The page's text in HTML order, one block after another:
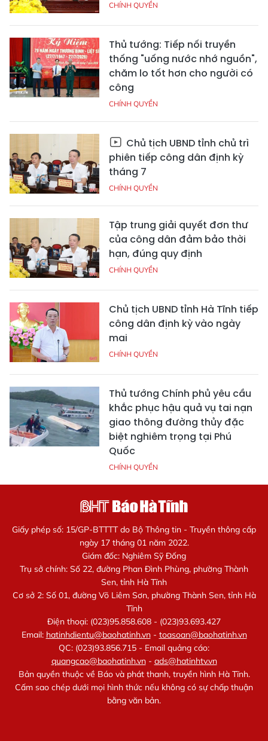
CHÍNH QUYỀN
Thủ tướng: Tiếp nối truyền
thống "uống nước nhớ nguồn",
chăm lo tốt hơn cho người có
công
CHÍNH QUYỀN
Chủ tịch UBND tỉnh chủ trì
phiên tiếp công dân định kỳ
tháng 7
CHÍNH QUYỀN
Tập trung giải quyết đơn thư
của công dân đảm bảo thời
hạn, đúng quy định
CHÍNH QUYỀN
Chủ tịch UBND tỉnh Hà Tĩnh tiếp
công dân định kỳ vào ngày
mai
CHÍNH QUYỀN
Thủ tướng Chính phủ yêu cầu
khắc phục hậu quả vụ tai nạn
giao thông đường thủy đặc
biệt nghiêm trọng tại Phú
Quốc
CHÍNH QUYỀN
Giấy phép số: 15/GP-BTTTT do Bộ Thông tin - Truyền thông cấp
ngày 17 tháng 01 năm 2022.
Giám đốc: Nghiêm Sỹ Đống
Trụ sở chính: Số 22, đường Phan Đình Phùng, phường Thành
Sen, tỉnh Hà Tĩnh
Cơ sở 2: Số 01, đường Võ Liêm Sơn, phường Thành Sen, tỉnh Hà
Tĩnh
Điện thoại: (023)95.858.608 - (023)93.693.427
Email: hatinhdientu@baohatinh.vn- toasoan@baohatinh.vn
QC: (023)93.856.715 - Email quảng cáo:
quangcao@baohatinh.vn- ads@hatinhtv.vn
Bản quyền thuộc về Báo và phát thanh, truyền hình Hà Tĩnh.
Cấm sao chép dưới mọi hình thức nếu không có sự chấp thuận
bằng văn bản.